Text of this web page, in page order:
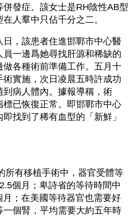
發症。該女士是RH陰性AB型
人羣中只佔千分之二。
，該患者住進邯鄲市中心醫
員一邊爲她尋找肝源和稀缺的
做各種術前準備工作。五月十
實施，次日凌晨五時許成功
到病人體內。據報導稱，術
已恢復正常。即邯鄲市中心
找到了稀有血型的「新鮮」
所有移植手術中，器官受體等
個月；卑詩省的等待時間中
月；在美國等待器官也需要好
個腎，平均需要大約五年時